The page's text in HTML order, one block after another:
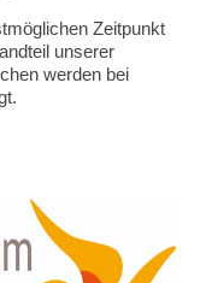
Zeitpunkt
unserer
werden bei